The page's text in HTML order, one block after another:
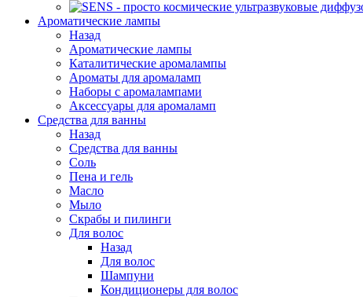
Ароматические лампы
Назад
Ароматические лампы
Каталитические аромалампы
Ароматы для аромаламп
Наборы с аромалампами
Аксессуары для аромаламп
Средства для ванны
Назад
Средства для ванны
Соль
Пена и гель
Масло
Мыло
Скрабы и пилинги
Для волос
Назад
Для волос
Шампуни
Кондиционеры для волос